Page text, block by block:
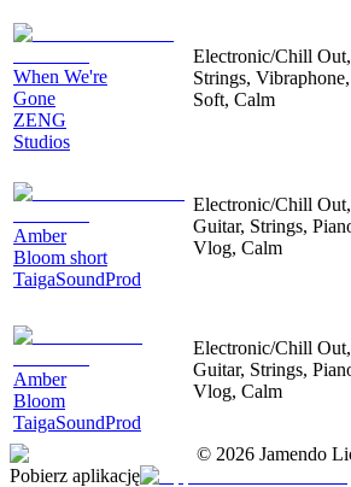
When We're
Gone
ZENG
Studios
Electronic/Chill Out,
Strings, Vibraphone,
Soft, Calm
Amber
Bloom short
TaigaSoundProd
Electronic/Chill Out,
Guitar, Strings,
Vlog, Calm
Amber
Bloom
TaigaSoundProd
Electronic/Chill Out,
Guitar, Strings,
Vlog, Calm
© 2026 Jamendo
Pobierz aplikację